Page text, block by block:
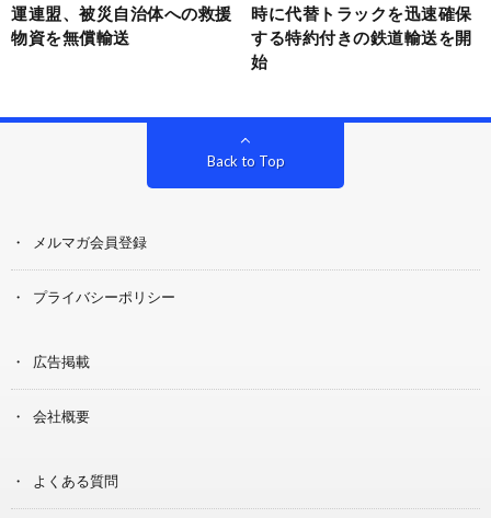
運連盟、被災自治体への救援
物資を無償輸送
時に代替トラックを迅速確保
する特約付きの鉄道輸送を開
始
Back to Top
メルマガ会員登録
プライバシーポリシー
広告掲載
会社概要
よくある質問